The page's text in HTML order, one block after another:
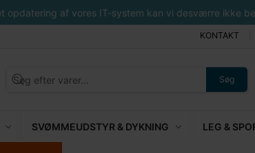
opdatering af vores IT-system kan vi desværre ikke
KONTAKT
Søg
SVØMMEUDSTYR & DYKNING LEG &